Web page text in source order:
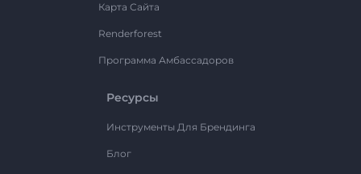
Карта Сайта
Renderforest
Программа Амбассадоров
Ресурсы
Инструменты Для Брендинга
Блог